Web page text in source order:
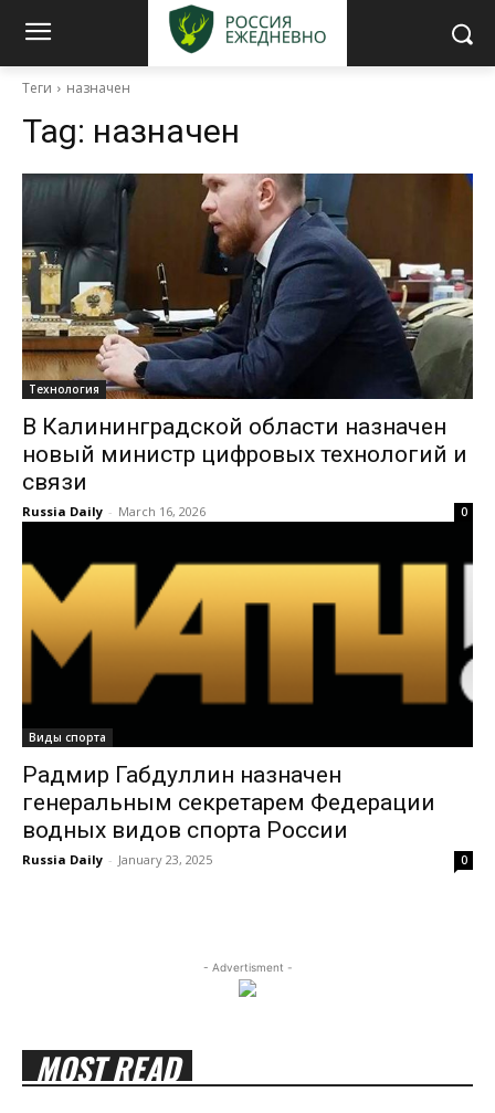
Теги назначен
Tag: назначен
Технология
В Калининградской области назначен
новый министр цифровых технологий и
связи
Russia Daily - March 16, 2026 0
Виды спорта
Радмир Габдуллин назначен
генеральным секретарем Федерации
водных видов спорта России
Russia Daily - January 23, 2025 0
- Advertisment -
MOST READ